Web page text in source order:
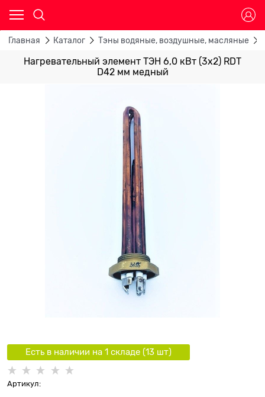
Главная Каталог Тэны водяные, воздушные, масляные
Нагревательный элемент ТЭН 6,0 кВт (3х2) RDT
D42 мм медный
Есть в наличии на 1 складe (13шт)
Артикул: